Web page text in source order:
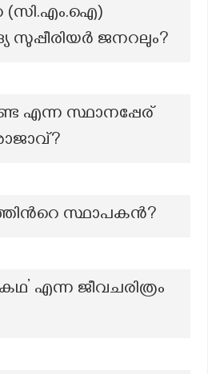
(സി.എം.ഐ)
ജനറലും?
എന്ന സ്ഥാനപ്പേര്
സ്ഥാപകന്‍?
എന്ന ജീവചരിത്രം